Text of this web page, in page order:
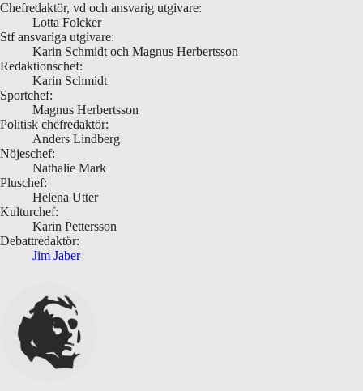
Chefredaktör, vd och ansvarig utgivare:
Lotta Folcker
Stf ansvariga utgivare:
Karin Schmidt och Magnus Herbertsson
Redaktionschef:
Karin Schmidt
Sportchef:
Magnus Herbertsson
Politisk chefredaktör:
Anders Lindberg
Nöjeschef:
Nathalie Mark
Pluschef:
Helena Utter
Kulturchef:
Karin Pettersson
Debattredaktör:
Jim Jaber